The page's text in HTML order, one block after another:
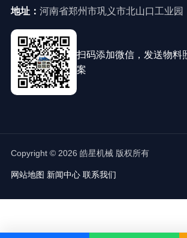
地址： 河南省郑州市巩义市北山口工业园
扫码添加微信，发送物料
案
Copyright © 2026 皓星机械 版权所有
网站地图 新闻中心 联系我们